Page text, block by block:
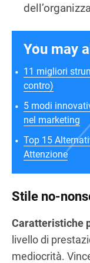
You may
11 migliori
contro)
5 modi
nel marketing
Top 15
Attenzione
Stile no-
Caratteristiche
livello di
mediocrità.